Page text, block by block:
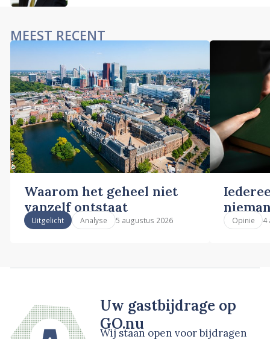
MEEST RECENT
Waarom het geheel niet
vanzelf ontstaat
Uitgelicht Analyse 5 augustus 2026 Opinie 4
Uw gastbijdrage op
GO.nu
Wij staan open voor bijdragen